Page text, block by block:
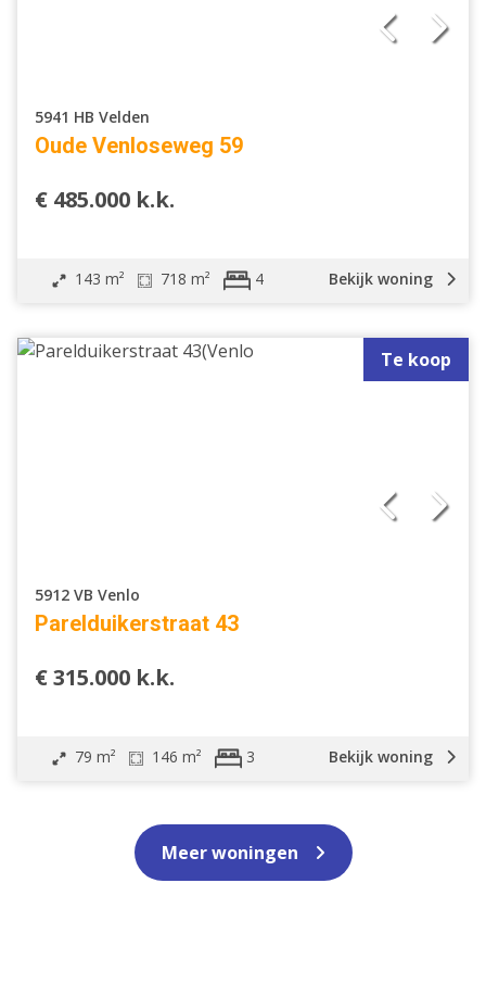
5941 HB Velden
Oude Venloseweg 59
€ 485.000 k.k.
143 m² 718 m² 4 Bekijk woning
Te koop
5912 VB Venlo
Parelduikerstraat 43
€ 315.000 k.k.
79 m² 146 m² 3 Bekijk woning
Meer woningen